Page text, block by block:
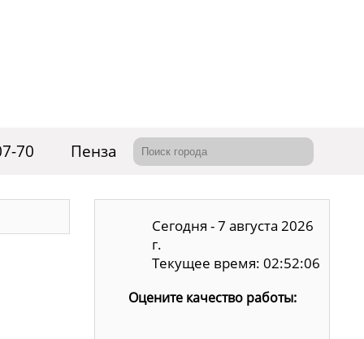
70 Пенза
Сегодня - 7 августа 2026
г.
Текущее время: 02:52:07
Оцените качество работы: